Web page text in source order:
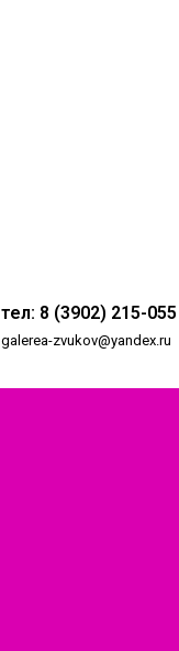
тел: 8 (3902) 215-055
galerea-zvukov@yandex.ru